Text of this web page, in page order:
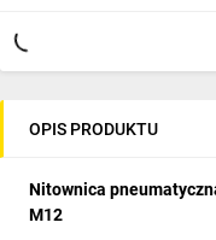
OPIS PRODUKTU
Nitownica
M12